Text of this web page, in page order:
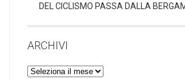
DEL CICLISMO PASSA DALLA
ARCHIVI
Archivi